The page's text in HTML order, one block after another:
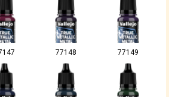
77148 77149